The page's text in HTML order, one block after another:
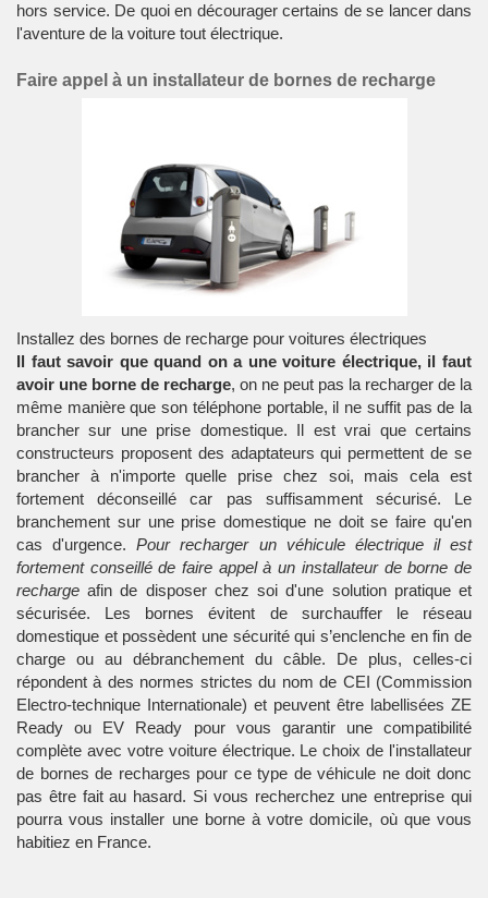
hors service. De quoi en décourager certains de se lancer dans
l'aventure de la voiture tout électrique.
Faire appel à un installateur de bornes de recharge
Installez des bornes de recharge pour voitures électriques
Il faut savoir que quand on a une voiture électrique, il faut
avoir une borne de recharge, on ne peut pas la recharger de la
même manière que son téléphone portable, il ne suffit pas de la
brancher sur une prise domestique. Il est vrai que certains
constructeurs proposent des adaptateurs qui permettent de se
brancher à n'importe quelle prise chez soi, mais cela est
fortement déconseillé car pas suffisamment sécurisé. Le
branchement sur une prise domestique ne doit se faire qu'en
cas d'urgence.Pour recharger un véhicule électrique il est
fortement conseillé de faire appel à un installateur de borne de
recharge afin de disposer chez soi d'une solution pratique et
sécurisée. Les bornes évitent de surchauffer le réseau
domestique et possèdent une sécurité qui s’enclenche en fin de
charge ou au débranchement du câble. De plus, celles-ci
répondent à des normes strictes du nom de CEI (Commission
Electro-technique Internationale) et peuvent être labellisées ZE
Ready ou EV Ready pour vous garantir une compatibilité
complète avec votre voiture électrique. Le choix de l'installateur
de bornes de recharges pour ce type de véhicule ne doit donc
pas être fait au hasard. Si vous recherchez une entreprise qui
pourra vous installer une borne à votre domicile, où que vous
habitiez en France.